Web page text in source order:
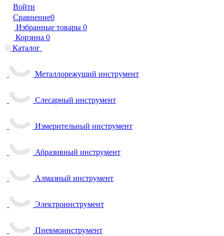
Войти
Сравнение0
Избранные товары 0
Корзина 0
Каталог
Металлорежущий инструмент
Слесарный инструмент
Измерительный инструмент
Абразивный инструмент
Алмазный инструмент
Электроинструмент
Пневмоинструмент